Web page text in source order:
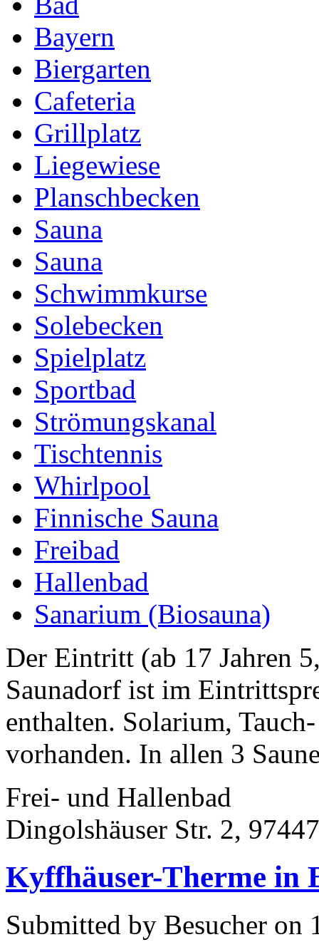
Bayern
Biergarten
Cafeteria
Grillplatz
Liegewiese
Planschbecken
Sauna
Sauna
Schwimmkurse
Solebecken
Spielplatz
Sportbad
Strömungskanal
Tischtennis
Whirlpool
Finnische Sauna
Freibad
Hallenbad
Sanarium (Biosauna)
Der Eintritt (ab 17 Jahren
Saunadorf ist im
enthalten. Solarium,
vorhanden. In allen 3
Frei- und Hallenbad
Dingolshäuser Str. 2,
Kyffhäuser-Therme in
Submitted by Besucher on